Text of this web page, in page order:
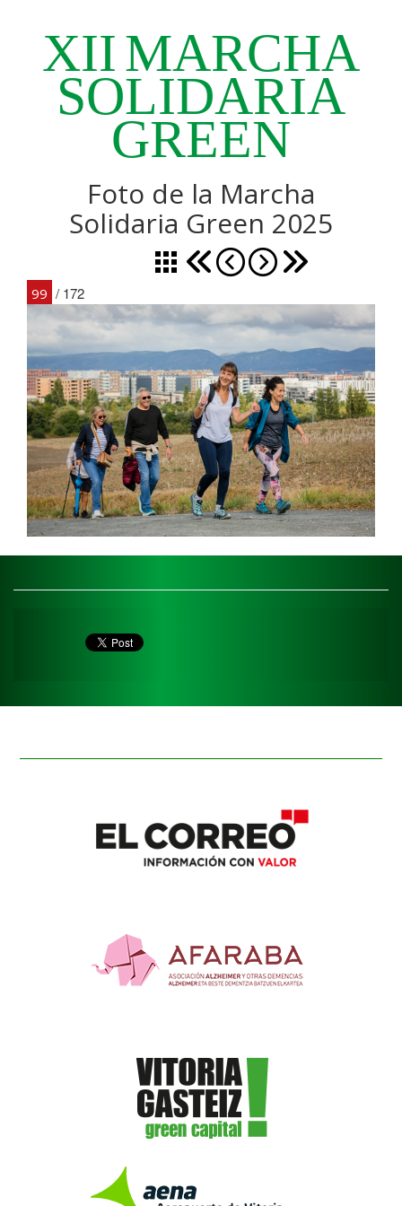
XIIMARCHA
SOLIDARIA
GREEN
Foto de la Marcha
Solidaria Green 2025
99 / 172